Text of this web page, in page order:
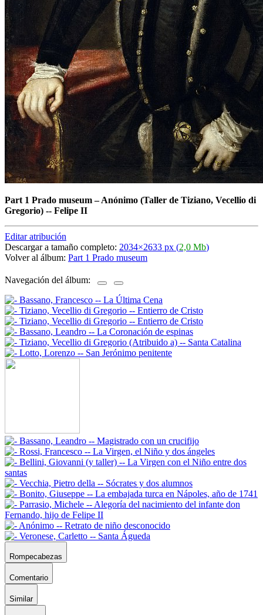
Part 1 Prado museum–Anónimo (Taller de Tiziano, Vecellio di
Gregorio) -- Felipe II
Editar atribución
Descargar a tamaño completo: 2034×2633 px (2,0 Mb)
Volver al álbum: Part 1 Prado museum
Navegación del álbum:
Rompecabezas
Comentario
Similar